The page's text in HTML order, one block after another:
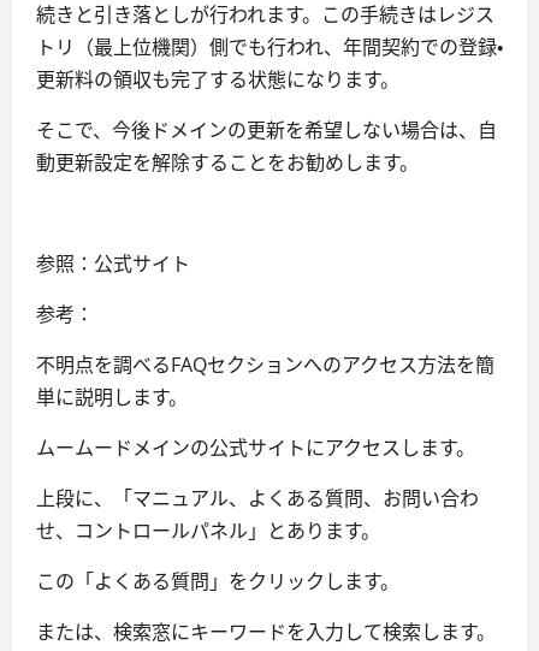
続きと引き落としが行われます。この手続きはレジス
トリ（最上位機関）側でも行われ、年間契約での登録・
更新料の領収も完了する状態になります。
そこで、今後ドメインの更新を希望しない場合は、自
動更新設定を解除することをお勧めします。
参照：公式サイト
参考：
不明点を調べるFAQセクションへのアクセス方法を簡
単に説明します。
ムームードメインの公式サイトにアクセスします。
上段に、「マニュアル、よくある質問、お問い合わ
せ、コントロールパネル」とあります。
この「よくある質問」をクリックします。
または、検索窓にキーワードを入力して検索します。